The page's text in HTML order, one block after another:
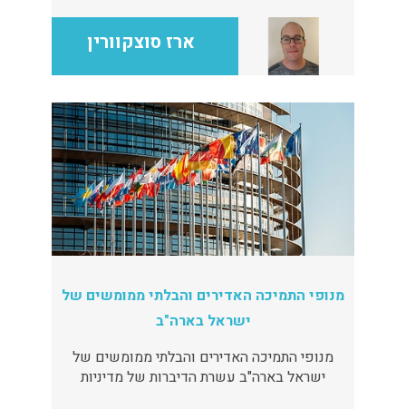
ארז סוצקוורין
מנופי התמיכה האדירים והבלתי ממומשים של
ישראל בארה"ב
מנופי התמיכה האדירים והבלתי ממומשים של
ישראל בארה"ב עשרת הדיברות של מדיניות